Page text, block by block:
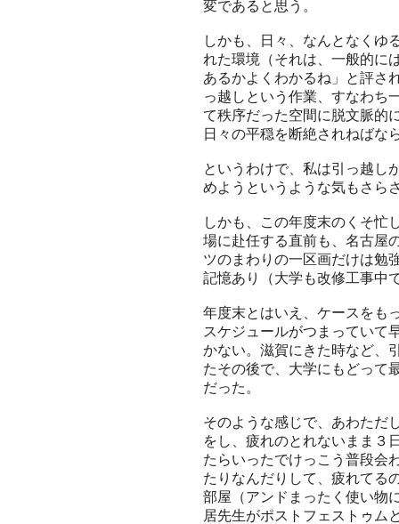
変であると思う。
しかも、日々、なんとなくゆ
れた環境（それは、一般的に
あるかよくわかるね」と評さ
っ越しという作業、すなわち
て秩序だった空間に脱文脈的
日々の平穏を断絶されねばな
というわけで、私は引っ越し
めようというような気もさら
しかも、この年度末のくそ忙
場に赴任する直前も、名古屋
ツのまわりの一区画だけは勉
記憶あり（大学も改修工事中
年度末とはいえ、ケースをも
スケジュールがつまっていて
かない。滋賀にきた時など、
たその後で、大学にもどって
だった。
そのような感じで、あわただ
をし、疲れのとれないまま３
たらいったでけっこう普段会
たりなんだりして、疲れてる
部屋（アンドまったく使い物
居先生がポストフェストゥム